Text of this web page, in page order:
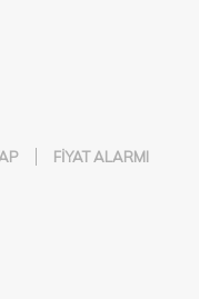
FIYAT ALARMI